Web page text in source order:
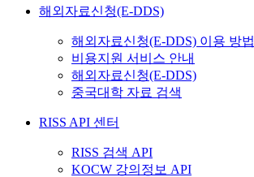
해외자료신청(E-DDS)
해외자료신청(E-DDS) 이용 방법
비용지원 서비스 안내
해외자료신청(E-DDS)
중국대학 자료 검색
RISS API 센터
RISS 검색 API
KOCW 강의정보 API